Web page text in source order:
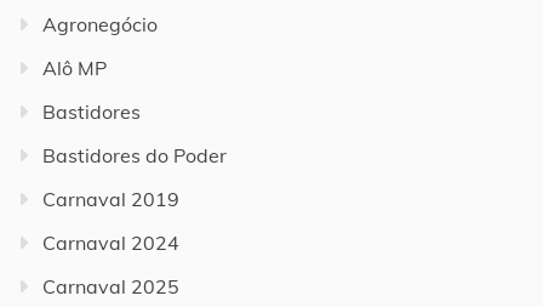
Agronegócio
Alô MP
Bastidores
Bastidores do Poder
Carnaval 2019
Carnaval 2024
Carnaval 2025